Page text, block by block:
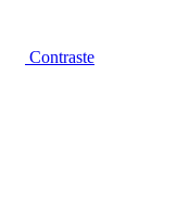
Contraste